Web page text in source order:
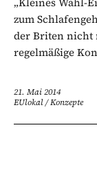
zum
der Briten nicht
regelmäßige
21. Mai 2014
EUlokal/Konzepte